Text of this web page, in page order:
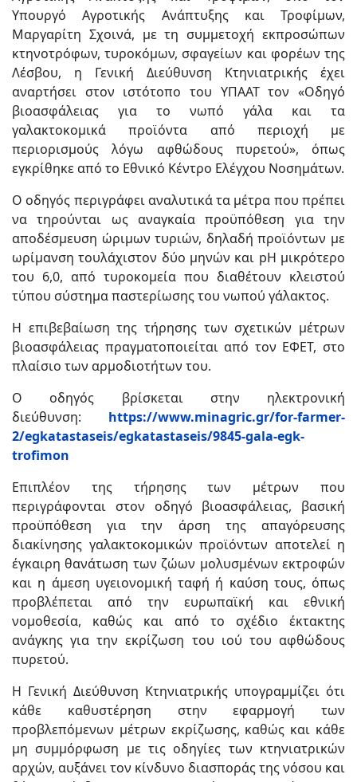
Υπουργό Αγροτικής Ανάπτυξης και Τροφίμων,
Μαργαρίτη Σχοινά, με τη συμμετοχή εκπροσώπων
κτηνοτρόφων, τυροκόμων, σφαγείων και φορέων της
Λέσβου, η Γενική Διεύθυνση Κτηνιατρικής έχει
αναρτήσει στον ιστότοπο του ΥΠΑΑΤ τον «Οδηγό
βιοασφάλειας για το νωπό γάλα και τα
γαλακτοκομικά προϊόντα από περιοχή με
περιορισμούς λόγω αφθώδους πυρετού», όπως
εγκρίθηκε από το Εθνικό Κέντρο Ελέγχου Νοσημάτων.
Ο οδηγός περιγράφει αναλυτικά τα μέτρα που πρέπει
να τηρούνται ως αναγκαία προϋπόθεση για την
αποδέσμευση ώριμων τυριών, δηλαδή προϊόντων με
ωρίμανση τουλάχιστον δύο μηνών και pH μικρότερο
του 6,0, από τυροκομεία που διαθέτουν κλειστού
τύπου σύστημα παστερίωσης του νωπού γάλακτος.
Η επιβεβαίωση της τήρησης των σχετικών μέτρων
βιοασφάλειας πραγματοποιείται από τον ΕΦΕΤ, στο
πλαίσιο των αρμοδιοτήτων του.
Ο οδηγός βρίσκεται στην ηλεκτρονική
διεύθυνση: https://www.minagric.gr/for-farmer-
2/egkatastaseis/egkatastaseis/9845-gala-egk-
trofimon
Επιπλέον της τήρησης των μέτρων που
περιγράφονται στον οδηγό βιοασφάλειας, βασική
προϋπόθεση για την άρση της απαγόρευσης
διακίνησης γαλακτοκομικών προϊόντων αποτελεί η
έγκαιρη θανάτωση των ζώων μολυσμένων εκτροφών
και η άμεση υγειονομική ταφή ή καύση τους, όπως
προβλέπεται από την ευρωπαϊκή και εθνική
νομοθεσία, καθώς και από το σχέδιο έκτακτης
ανάγκης για την εκρίζωση του ιού του αφθώδους
πυρετού.
Η Γενική Διεύθυνση Κτηνιατρικής υπογραμμίζει ότι
κάθε καθυστέρηση στην εφαρμογή των
προβλεπόμενων μέτρων εκρίζωσης, καθώς και κάθε
μη συμμόρφωση με τις οδηγίες των κτηνιατρικών
αρχών, αυξάνει τον κίνδυνο διασποράς της νόσου και